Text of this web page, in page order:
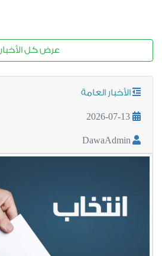
عرض كل الأخبار
الأخبار العامة